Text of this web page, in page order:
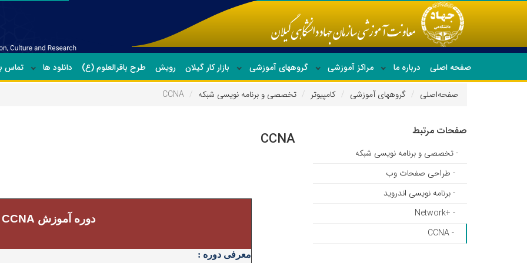
صفحه اصلی درباره ما مراکز آموزشی گروههای آموزشی بازار کار گیلان رویش طرح باقرالعلوم (ع) دانلود ها تماس
جدیدترین دوره ها
صفحه‌اصلی گروههای آموزشی کامپیوتر تخصصی و برنامه نویسی شبکه CCNA
CCNA
دوره آموزش
معرفی دوره :
صفحات مرتبط
- تخصصی و برنامه نویسی شبکه
- طراحی صفحات وب
- برنامه نویسی اندروید
- +Network
- CCNA